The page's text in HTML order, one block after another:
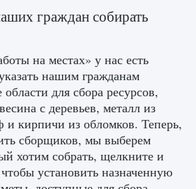
сервера Delta Force
граждан собирать
на местах» у нас есть
нашим гражданам
для сбора ресурсов,
с деревьев, металл из
и кирпичи из обломков. Теперь,
сборщиков, мы выберем
хотим собрать, щелкните и
установить назначенную